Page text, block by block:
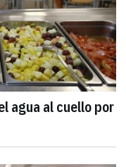
agua al cuello por